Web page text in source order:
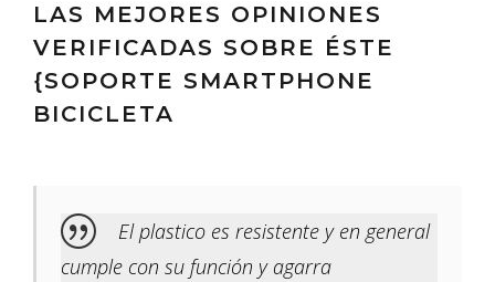
LAS MEJORES OPINIONES
VERIFICADAS SOBRE ÉSTE
{SOPORTE SMARTPHONE
BICICLETA
El plastico es resistente y en general
cumple con su función y agarra